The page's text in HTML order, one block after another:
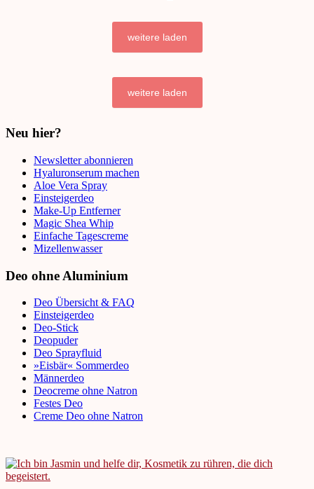
weitere laden
weitere laden
Neu hier?
Newsletter abonnieren
Hyaluronserum machen
Aloe Vera Spray
Einsteigerdeo
Make-Up Entferner
Magic Shea Whip
Einfache Tagescreme
Mizellenwasser
Deo ohne Aluminium
Deo Übersicht & FAQ
Einsteigerdeo
Deo-Stick
Deopuder
Deo Sprayfluid
»Eisbär« Sommerdeo
Männerdeo
Deocreme ohne Natron
Festes Deo
Creme Deo ohne Natron